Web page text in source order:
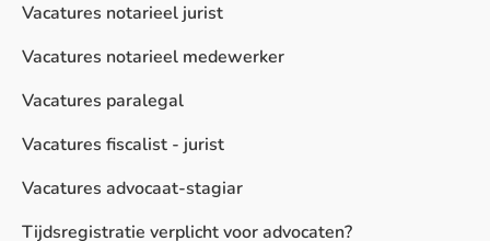
Vacatures notarieel jurist
Vacatures notarieel medewerker
Vacatures paralegal
Vacatures fiscalist - jurist
Vacatures advocaat-stagiar
Tijdsregistratie verplicht voor advocaten?